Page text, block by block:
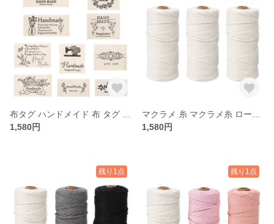
1,580円
1,580円
残り1点 残り1点